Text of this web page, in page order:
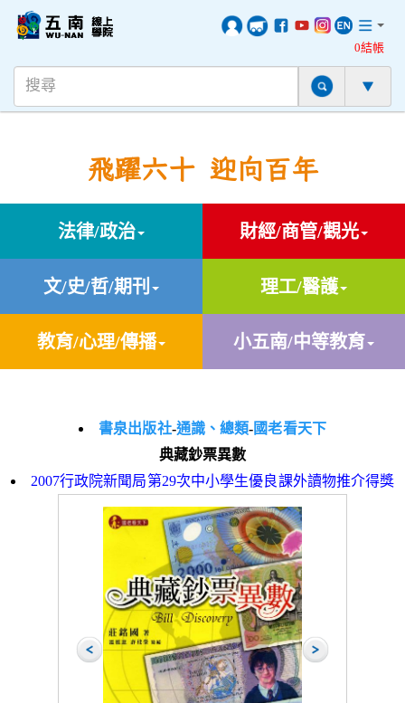
0結帳
飛躍六十 迎向百年
法律/政治 財經/商管/觀光
文/史/哲/期刊 理工/醫護
教育/心理/傳播 小五南/中等教育
書泉出版社-通識、總類-國老看天下
典藏鈔票異數
2007行政院新聞局第29次中小學生優良課外讀物推介得獎